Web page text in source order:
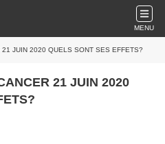
MENU
JUIN 2020 QUELS SONT SES EFFETS?
JUIN 2020